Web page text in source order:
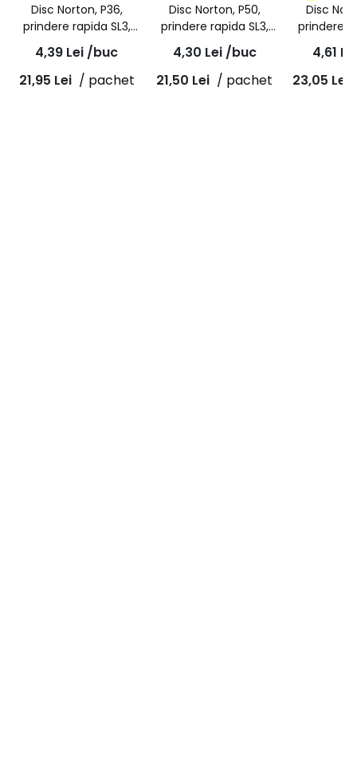
Disc Norton, P36,
prindere rapida SL3,
50mm, R884P
4,39 Lei /buc
21,95 Lei / pachet
Disc Norton, P50,
prindere rapida SL3,
50mm, R884P
4,30 Lei /buc
21,50 Lei / pachet
Disc
prindere
4,61 Lei
23,05 Lei